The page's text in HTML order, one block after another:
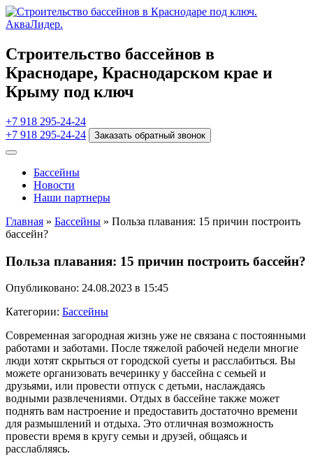
Строительство бассейнов в
Краснодаре, Краснодарском крае и
Крыму под ключ
+7 918 295-24-24
+7 918 295-24-24
Заказать обратный звонок
Бассейны
Новости
Наши партнеры
Главная » Бассейны » Польза плавания: 15 причин построить
бассейн?
Польза плавания: 15 причин построить бассейн?
Опубликовано: 24.08.2023 в 15:45
Категории: Бассейны
Современная загородная жизнь уже не связана с постоянными
работами и заботами. После тяжелой рабочей недели многие
люди хотят скрыться от городской суеты и расслабиться. Вы
можете организовать вечеринку у бассейна с семьей и
друзьями, или провести отпуск с детьми, наслаждаясь
водными развлечениями. Отдых в бассейне также может
поднять вам настроение и предоставить достаточно времени
для размышлений и отдыха. Это отличная возможность
провести время в кругу семьи и друзей, общаясь и
расслабляясь.